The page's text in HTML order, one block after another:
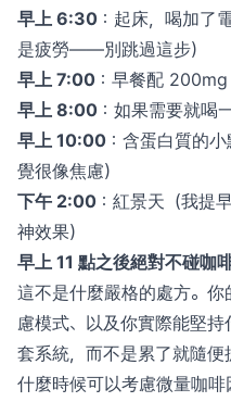
早上 6:30 ：起床，喝加了
是疲勞——別跳過這步）
早上 7:00 ：早餐配
早上 8:00 ：如果需要就喝
早上 10:00 ：含蛋白質的
覺很像焦慮）
下午 2:00 ：紅景天（我提
神效果）
早上 11 點之後絕對不碰咖啡
這不是什麼嚴格的處方。
慮模式、以及你實際能堅
套系統，而不是累了就隨便
什麼時候可以考慮微量咖啡